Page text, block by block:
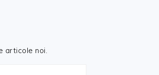
articole noi.